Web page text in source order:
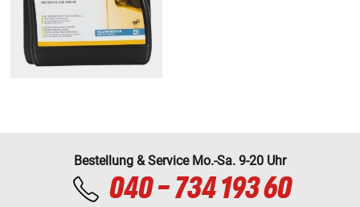
Bestellung & Service Mo.-Sa. 9-20 Uhr
040 - 734 193 60